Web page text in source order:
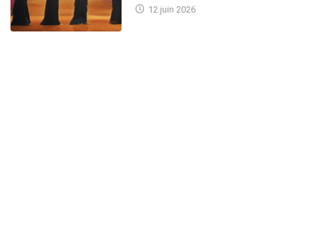
12 juin 2026